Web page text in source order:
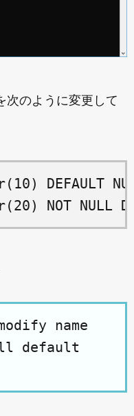
次のように変更して
DEFAULT
name
default